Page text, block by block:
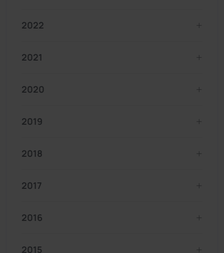
2022
2021
2020
2019
2018
2017
2016
2015